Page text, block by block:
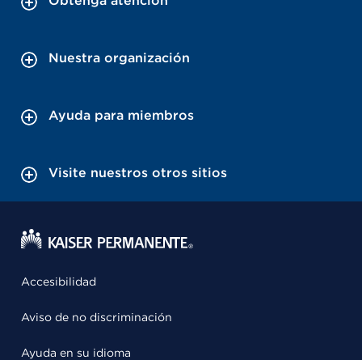
Nuestra organización
Ayuda para miembros
Visite nuestros otros sitios
Accesibilidad
Aviso de no discriminación
Ayuda en su idioma